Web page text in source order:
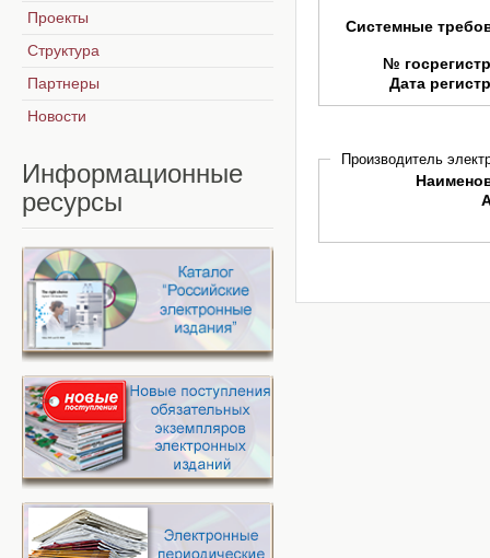
Системные
№
Дата
Производитель
Проекты
Структура
Партнеры
Новости
Информационные
ресурсы